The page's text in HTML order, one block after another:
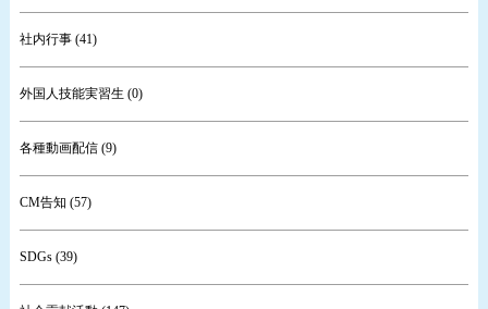
社内行事 (41)
外国人技能実習生 (0)
各種動画配信 (9)
CM告知 (57)
SDGs (39)